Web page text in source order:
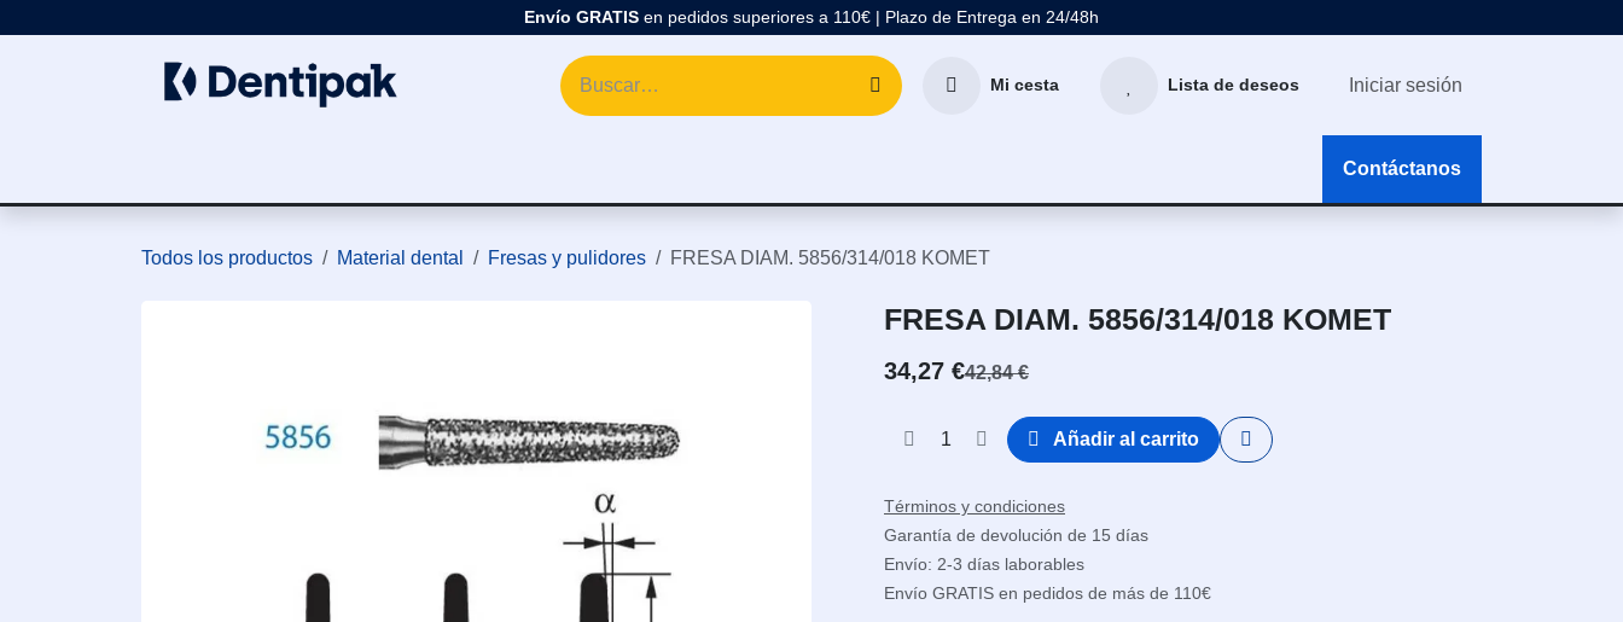
Envío GRATIS en pedidos superiores a 110€ | Plazo de Entrega en 24/48h
Mi cesta Lista de deseos Iniciar sesión
Contáctanos
Todos los productos Material dental Fresas y pulidores FRESA DIAM. 5856/314/018 KOMET
FRESA DIAM. 5856/314/018 KOMET
34,27 €42,84€
Añadir al carrito
Términos y condiciones
Garantía de devolución de 15 días
Envío: 2-3 días laborables
Envío GRATIS en pedidos de más de 110€